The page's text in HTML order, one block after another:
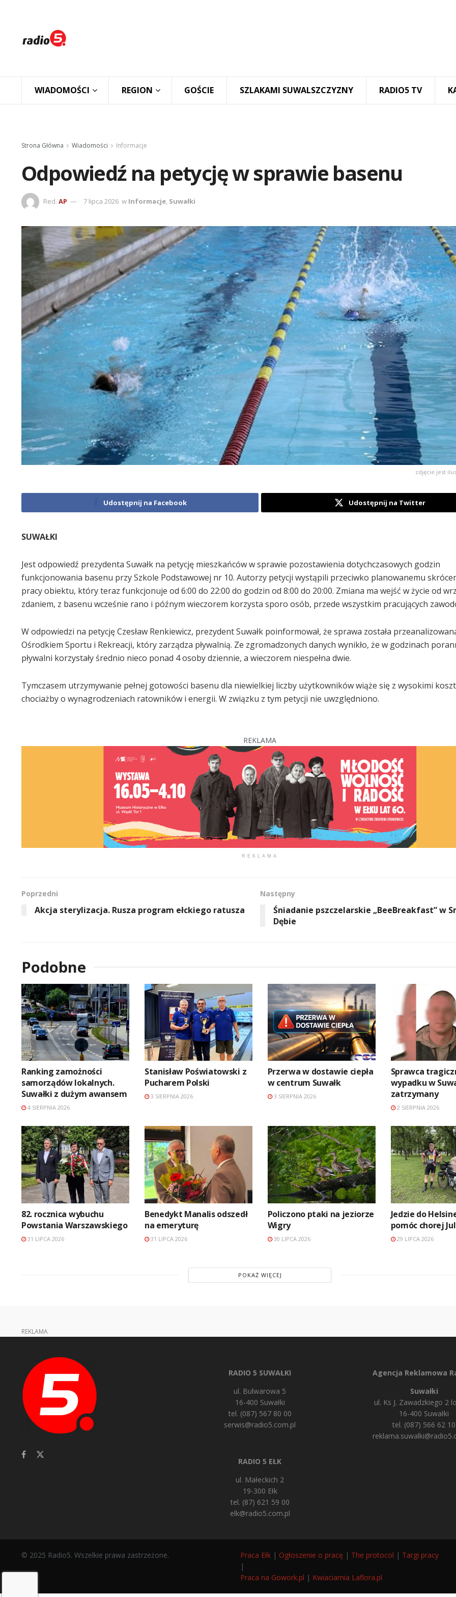
WIADOMOŚCI REGION GOŚCIE SZLAKAMI SUWALSZCZYZNY RADIO5 TV
Strona Główna Wiadomości Informacje
Odpowiedź na petycję w sprawie basenu
Red. AP 7 lipca 2026 w Informacje, Suwałki
zdjęcie jest
Udostępnij na Facebook Udostępnij na Twitter
SUWAŁKI
Jest odpowiedź prezydenta Suwałk na petycję mieszkańców w sprawie pozostawienia dotychczasowych godzin
funkcjonowania basenu przy Szkole Podstawowej nr 10. Autorzy petycji wystąpili przeciwko planowanemu
pracy obiektu, który teraz funkcjonuje od 6:00 do 22:00 do godzin od 8:00 do 20:00. Zmiana ma wejść w życie od
zdaniem, z basenu wcześnie rano i późnym wieczorem korzysta sporo osób, przede wszystkim pracujących
W odpowiedzi na petycję Czesław Renkiewicz, prezydent Suwałk poinformował, że sprawa została
Ośrodkiem Sportu i Rekreacji, który zarządza pływalnią. Ze zgromadzonych danych wynikło, że w godzinach
pływalni korzystały średnio nieco ponad 4 osoby dziennie, a wieczorem niespełna dwie.
Tymczasem utrzymywanie pełnej gotowości basenu dla niewielkiej liczby użytkowników wiąże się z wysokimi
chociażby o wynagrodzeniach ratowników i energii. W związku z tym petycji nie uwzględniono.
REKLAMA
REKLAMA
Poprzedni
Akcja sterylizacja. Rusza program ełckiego ratusza
Następny
Śniadanie pszczelarskie „BeeBreakfast” w
Dębie
Podobne
Ranking zamożności
samorządów lokalnych.
Suwałki z dużym awansem
4 SIERPNIA 2026
Stanisław Poświatowski z
Pucharem Polski
3 SIERPNIA 2026
Przerwa w dostawie ciepła
w centrum Suwałk
3 SIERPNIA 2026
Sprawca
wypadku w
zatrzymany
2 SIERPNIA 2026
82. rocznica wybuchu
Powstania Warszawskiego
31 LIPCA 2026
Benedykt Manalis odszedł
na emeryturę
31 LIPCA 2026
Policzono ptaki na jeziorze
Wigry
30 LIPCA 2026
Jedzie do
pomóc chorej
29 LIPCA 2026
POKAŻ WIĘCEJ
REKLAMA
RADIO 5 SUWAŁKI
ul. Bulwarowa 5
16-400 Suwałki
tel. (087) 567 80 00
serwis@radio5.com.pl
RADIO 5 EŁK
ul. Małeckich 2
19-300 Ełk
tel. (87) 621 59 00
elk@radio5.com.pl
Agencja Reklamowa
Suwałki
ul. Ks J. Zawadzkiego 2
16-400 Suwałki
tel. (087) 566 62 10
© 2025 Radio5. Wszelkie prawa zastrzeżone. Praca Ełk | Ogłoszenie o pracę | The protocol | Targi pracy
|
Praca na Gowork.pl | Kwiaciarnia Laflora.pl